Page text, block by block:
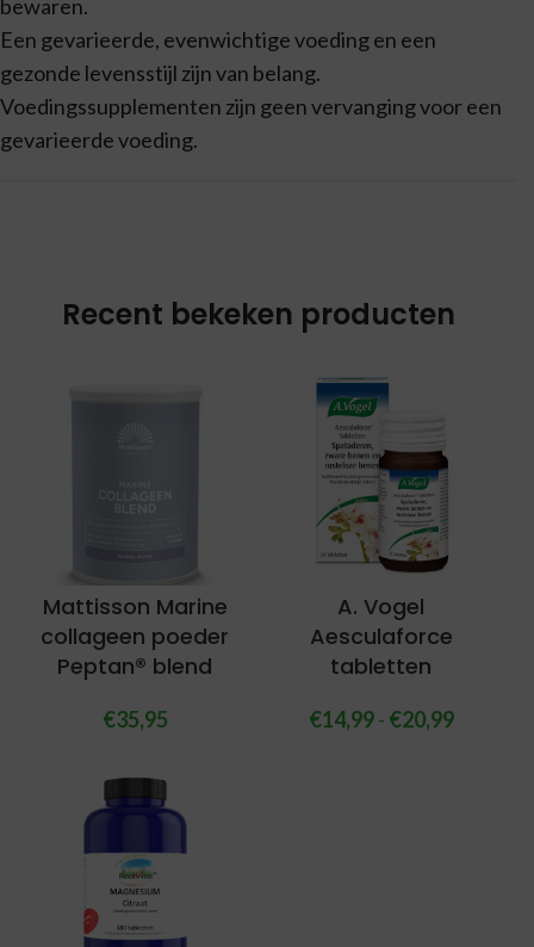
bewaren.
Een gevarieerde, evenwichtige voeding en een
gezonde levensstijl zijn van belang.
Voedingssupplementen zijn geen vervanging voor een
gevarieerde voeding.
Recent bekeken producten
Mattisson Marine
collageen poeder
Peptan® blend
€35,95
A. Vogel
Aesculaforce
tabletten
€14,99- €20,99